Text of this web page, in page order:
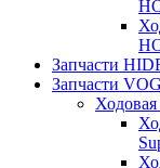
Запчасти
Запчасти
Ходовая